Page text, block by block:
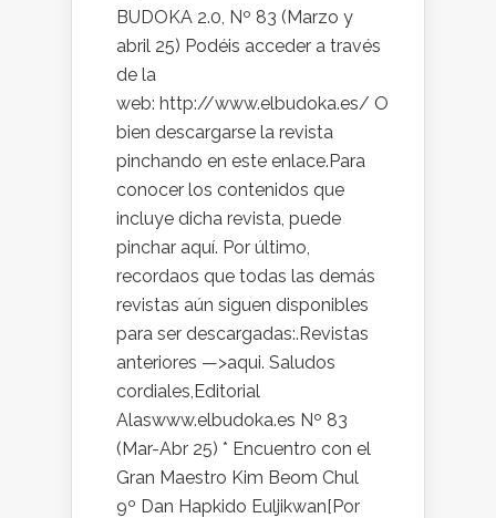
BUDOKA 2.0, Nº 83 (Marzo y
abril 25) Podéis acceder a través
de la
web: http://www.elbudoka.es/ O
bien descargarse la revista
pinchando en este enlace.Para
conocer los contenidos que
incluye dicha revista, puede
pinchar aquí. Por último,
recordaos que todas las demás
revistas aún siguen disponibles
para ser descargadas:.Revistas
anteriores —>aqui. Saludos
cordiales,Editorial
Alaswww.elbudoka.es Nº 83
(Mar-Abr 25) * Encuentro con el
Gran Maestro Kim Beom Chul
9º Dan Hapkido Euljikwan[Por